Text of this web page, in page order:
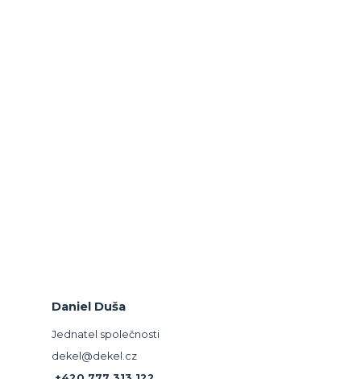
Daniel Duša
Jednatel společnosti
dekel@dekel.cz